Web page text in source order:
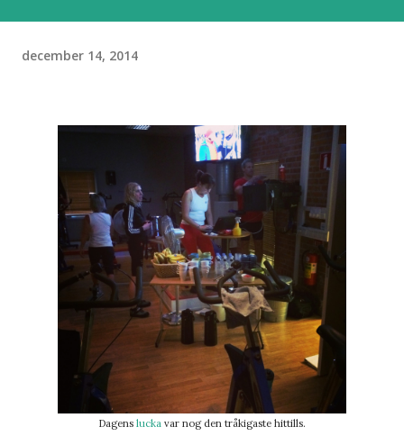
december 14, 2014
Dagens lucka var nog den tråkigaste hittills.